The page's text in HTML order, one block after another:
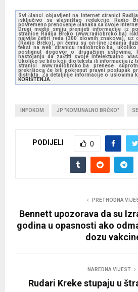
Svi članci objavljeni na internet stranici
isključivo su vlasništvo redakcije. Radio
povremeno prenošenje članaka sa svoje
Drugi mediji smiju prenijeti informacije iz
stranice Radija Brčko (www.radiobrcko.ba)
najviše četiri reda (300 slovnih znakova), uz
(Radio Brčko), pri čemu su on-line izdanja
tekst na web stranicu radiobrcko.ba,
postignut dogovor o drugačijim uslovima.
nastojanju da zaštiti svoje intelektualno
Ukoliko se bilo koji dio teksta ili informacija iz
stranici www.radiobrcko.ba prenese
prekršioca će biti pokrenut pravni postupak
distrikta. Za detaljnije informacije o uslovima
KORIŠTENJA.
INFOKOM JP "KOMUNALNO BRČKO"
PODIJELI 0
PRETHODNA
Bennett upozorava da su
godina u opasnosti ako
dozu
NAREDNA VIJEST
Rudari Kreke stupaju u